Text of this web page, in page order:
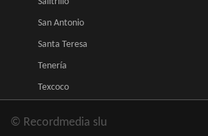
San Antonio
Santa Teresa
Tenería
Texcoco
© Recordmedia slu